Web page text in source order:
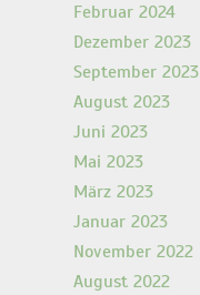
Februar 2024
Dezember 2023
September 2023
August 2023
Juni 2023
Mai 2023
März 2023
Januar 2023
November 2022
August 2022